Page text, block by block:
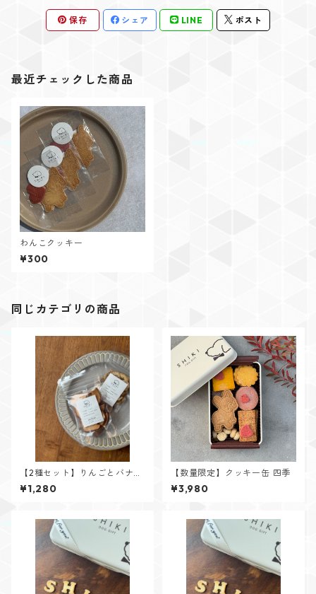
保存 シェア LINE ポスト
最近チェックした商品
わんこクッキー
¥300
同じカテゴリの商品
【2種セット】りんごとバナナ
のドライチップス
¥1,280
【数量限定】クッキー缶 四季
¥3,980